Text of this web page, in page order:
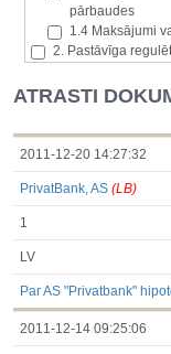
pārbaudes
1.4 Maksājumi
2. Pastāvīga
2.2. Iekšējā
2.3. Paziņojumi
2.4. Emitenta
2.5.
kategorijām
dalībvalsts
Līdz 2017.03.01
Finanšu pārskati
ATRASTI
2011-12-20 14:27:32
PrivatBank, AS(LB)
1
LV
Par AS "Privatbank"
2011-12-14 09:25:06